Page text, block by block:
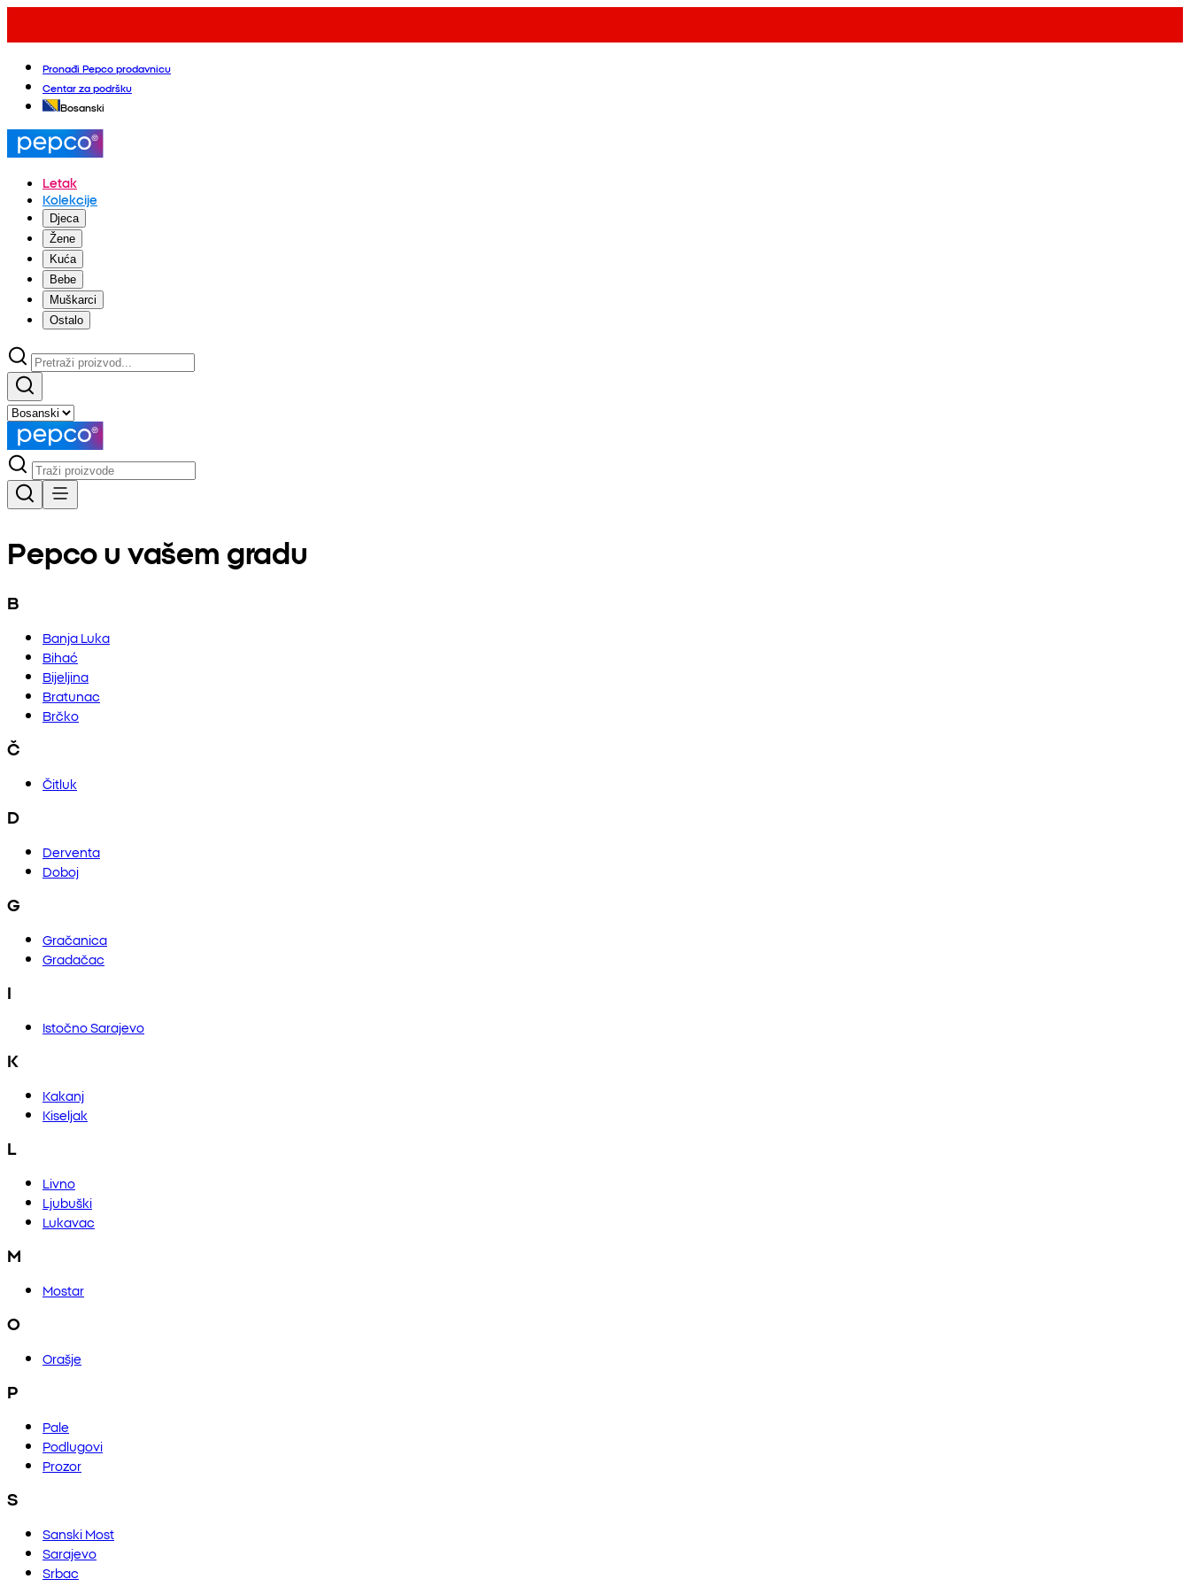
Pronađi Pepco prodavnicu
Centar za podršku
Bosanski
Letak
Kolekcije
Djeca
Žene
Kuća
Bebe
Muškarci
Ostalo
Pepco u vašem gradu
B
Banja Luka
Bihać
Bijeljina
Bratunac
Brčko
Č
Čitluk
D
Derventa
Doboj
G
Gračanica
Gradačac
I
Istočno Sarajevo
K
Kakanj
Kiseljak
L
Livno
Ljubuški
Lukavac
M
Mostar
O
Orašje
P
Pale
Podlugovi
Prozor
S
Sanski Most
Sarajevo
Srbac